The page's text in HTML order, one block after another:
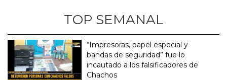
TOP SEMANAL
“Impresoras, papel especial y
bandas de seguridad” fue lo
incautado a los falsificadores de
Chachos